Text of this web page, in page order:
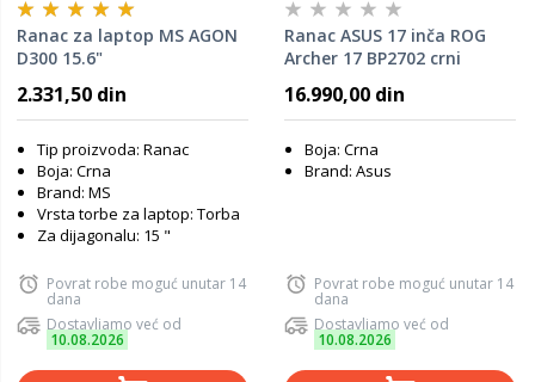
Ranac za laptop MS AGON
D300 15.6"
2.331,50 din
Tip proizvoda: Ranac
Boja: Crna
Brand: MS
Vrsta torbe za laptop: Torba
Za dijagonalu: 15 "
Povrat robe moguć unutar 14
dana
Dostavljamo već od
10.08.2026
Ranac ASUS 17 inča ROG
Archer 17 BP2702 crni
16.990,00 din
Boja: Crna
Brand: Asus
Povrat robe moguć unutar 14
dana
Dostavljamo već od
10.08.2026